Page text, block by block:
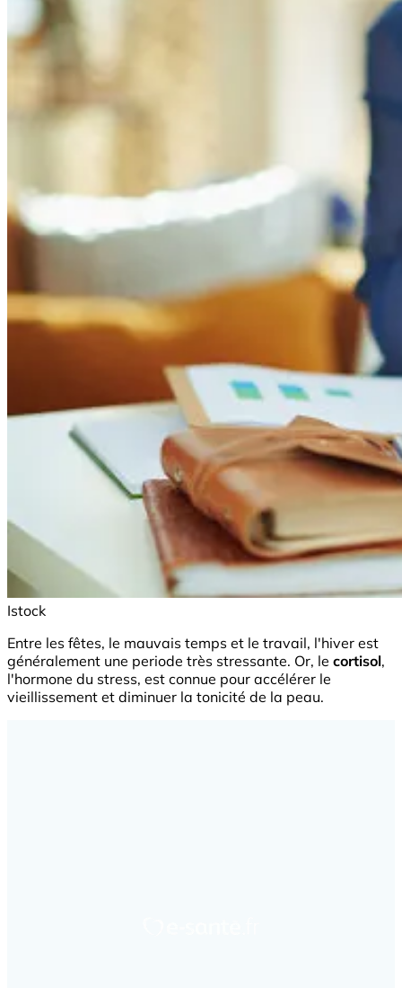
Istock
Entre les fêtes, le mauvais temps et le travail, l'hiver est
généralement une periode très stressante. Or, le cortisol,
l'hormone du stress, est connue pour accélérer le
vieillissement et diminuer la tonicité de la peau.